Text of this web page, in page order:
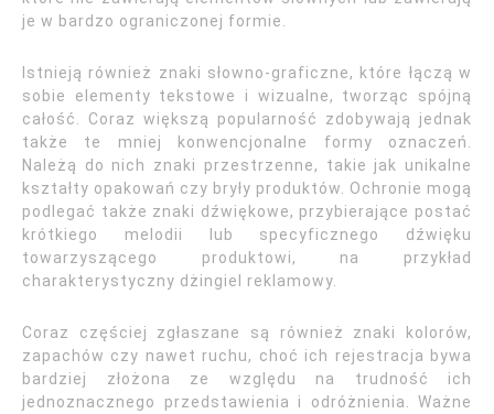
je w bardzo ograniczonej formie.
Istnieją również znaki słowno-graficzne, które łączą w
sobie elementy tekstowe i wizualne, tworząc spójną
całość. Coraz większą popularność zdobywają jednak
także te mniej konwencjonalne formy oznaczeń.
Należą do nich znaki przestrzenne, takie jak unikalne
kształty opakowań czy bryły produktów. Ochronie mogą
podlegać także znaki dźwiękowe, przybierające postać
krótkiego melodii lub specyficznego dźwięku
towarzyszącego produktowi, na przykład
charakterystyczny dżingiel reklamowy.
Coraz częściej zgłaszane są również znaki kolorów,
zapachów czy nawet ruchu, choć ich rejestracja bywa
bardziej złożona ze względu na trudność ich
jednoznacznego przedstawienia i odróżnienia. Ważne